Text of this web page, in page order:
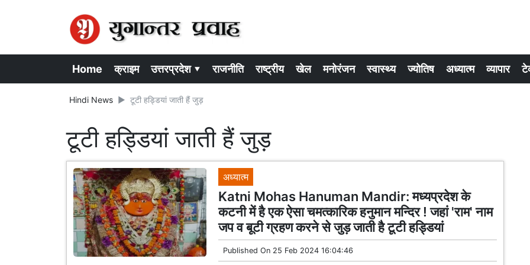
Home क्राइम उत्तरप्रदेश ▾ राजनीति राष्ट्रीय खेल मनोरंजन स्वास्थ्य ज्योतिष अध्यात्म व्यापार
Hindi News टूटी हड्डियां जाती हैं जुड़
टूटी हड्डियां जाती हैं जुड़
अध्यात्म
Katni Mohas Hanuman Mandir: मध्यप्रदेश के
कटनी में है एक ऐसा चमत्कारिक हनुमान मन्दिर ! जहां 'राम' नाम
जप व बूटी ग्रहण करने से जुड़ जाती है टूटी हड्डियां
Published On 25 Feb 2024 16:04:46